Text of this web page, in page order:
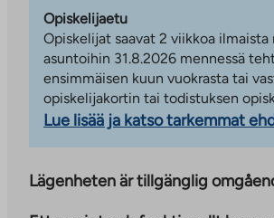
Opiskelijaetu
Opiskelijat saavat 2 viikkoa
asuntoihin 31.8.2026 mennessä
ensimmäisen kuun vuokrasta tai
opiskelijakortin tai todistuksen
Lue lisää ja katso tarkemmat
Lägenheten är tillgänglig